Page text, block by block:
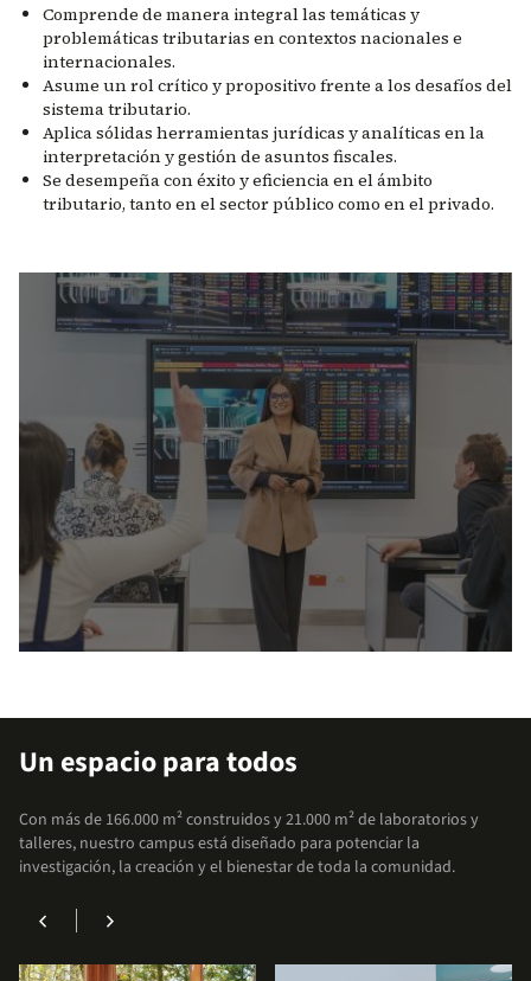
Comprende de manera integral las temáticas y
problemáticas tributarias en contextos nacionales e
internacionales.
Asume un rol crítico y propositivo frente a los desafíos del
sistema tributario.
Aplica sólidas herramientas jurídicas y analíticas en la
interpretación y gestión de asuntos fiscales.
Se desempeña con éxito y eficiencia en el ámbito
tributario, tanto en el sector público como en el privado.
Explora nuestros apoyos
financieros
enfocarte en lo más importante: tu formación
académica.
arrow_outward
Un espacio para todos
Con más de 166.000 m² construidos y 21.000 m² de laboratorios y
talleres, nuestro campus está diseñado para potenciar la
investigación, la creación y el bienestar de toda la comunidad.
chevron_left chevron_right